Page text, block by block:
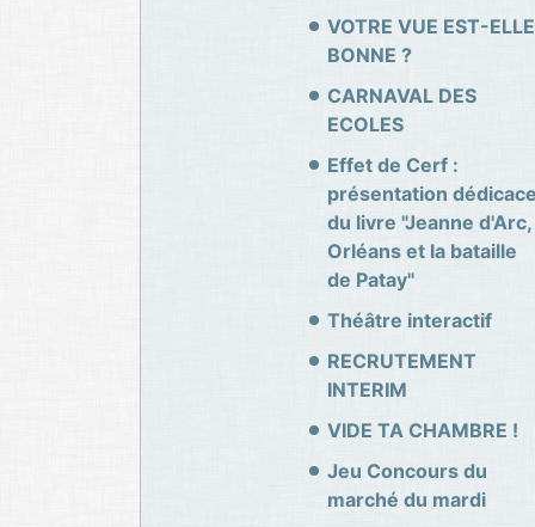
VOTRE VUE EST-ELLE
BONNE ?
CARNAVAL DES
ECOLES
Effet de Cerf :
présentation
du livre "Jeanne d'Arc,
Orléans et la bataille
de Patay"
Théâtre interactif
RECRUTEMENT
INTERIM
VIDE TA CHAMBRE !
Jeu Concours du
marché du mardi